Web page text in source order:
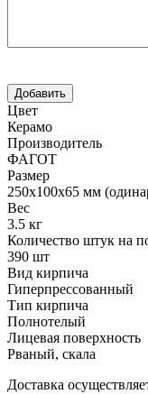
Цвет
Керамо
Производитель
ФАГОТ
Размер
250х100х65 мм
Вес
3.5 кг
Количество штук на
390 шт
Вид кирпича
Гиперпрессованный
Тип кирпича
Полнотелый
Лицевая поверхность
Рваный, скала
Доставка